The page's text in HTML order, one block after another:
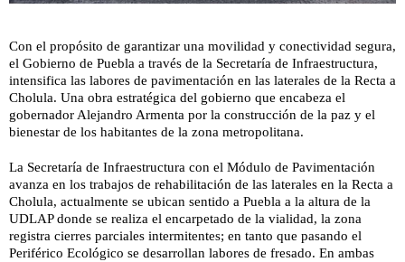
Con el propósito de garantizar una movilidad y conectividad segura,
el Gobierno de Puebla a través de la Secretaría de Infraestructura,
intensifica las labores de pavimentación en las laterales de la Recta a
Cholula. Una obra estratégica del gobierno que encabeza el
gobernador Alejandro Armenta por la construcción de la paz y el
bienestar de los habitantes de la zona metropolitana.
La Secretaría de Infraestructura con el Módulo de Pavimentación
avanza en los trabajos de rehabilitación de las laterales en la Recta a
Cholula, actualmente se ubican sentido a Puebla a la altura de la
UDLAP donde se realiza el encarpetado de la vialidad, la zona
registra cierres parciales intermitentes; en tanto que pasando el
Periférico Ecológico se desarrollan labores de fresado. En ambas